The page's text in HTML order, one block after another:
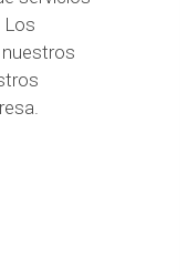
Los